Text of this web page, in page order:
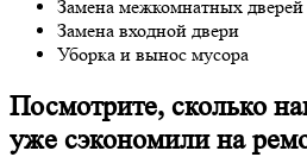
Замена межкомнатных дверей
Замена входной двери
Уборка и вынос мусора
Посмотрите, сколько
уже сэкономили на